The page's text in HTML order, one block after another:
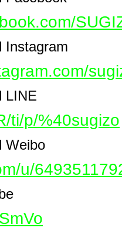
LINE
ti/p/%40sugizo
Weibo
u/